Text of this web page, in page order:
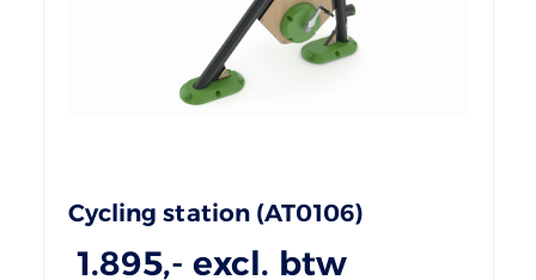
Cycling station (AT0106)
1.895,- excl. btw